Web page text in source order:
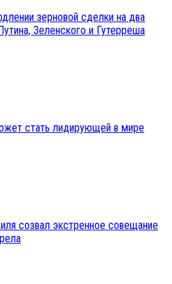
зерновой сделки на два
Зеленского и Гутерреша
стать лидирующей в мире
созвал экстренное совещание